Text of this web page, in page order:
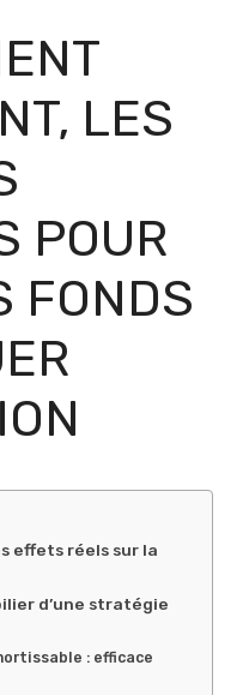
LES
POUR
FONDS
effets réels sur la
d’une stratégie
: efficace